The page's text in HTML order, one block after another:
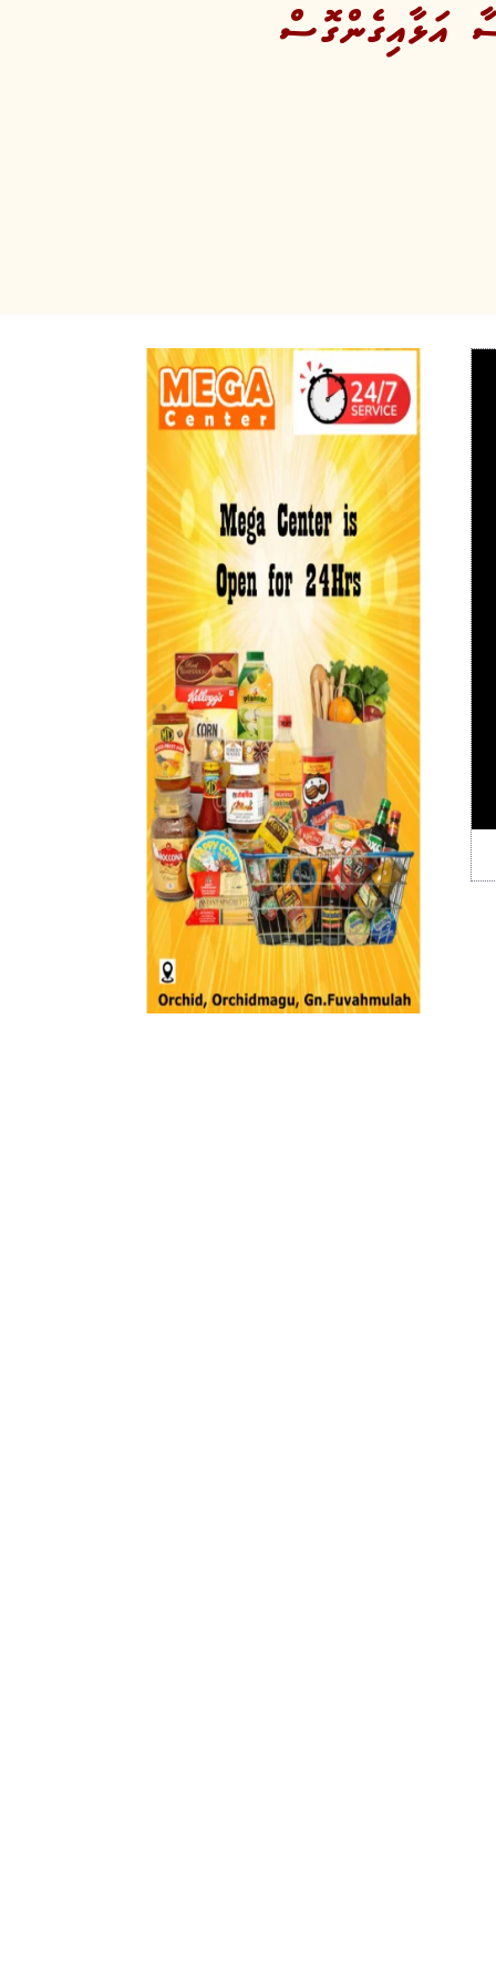
އަޅާއިގެންގޮސް